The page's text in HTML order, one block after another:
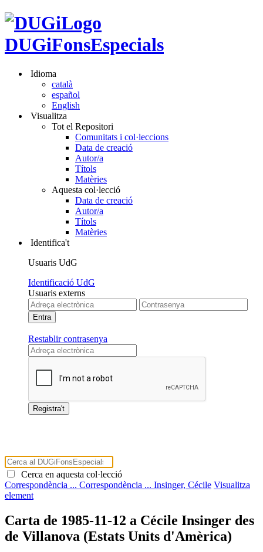
DUGiFonsEspecials
Idioma
català
español
English
Visualitza
Tot el Repositori
Comunitats i col·leccions
Data de creació
Autor/a
Títols
Matèries
Aquesta col·lecció
Data de creació
Autor/a
Títols
Matèries
Identifica't
Usuaris UdG
Identificació UdG
Usuaris externs
Restablir contrasenya
Cerca en aquesta col·lecció
Correspondència ... Correspondència ... Insinger, Cécile Visualitza
element
Carta de 1985-11-12 a Cécile Insinger des
de Villanova (Estats Units d'Amèrica)